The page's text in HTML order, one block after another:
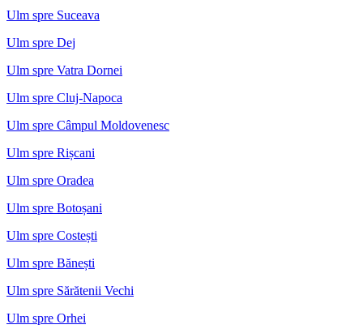
Ulm spre Suceava
Ulm spre Dej
Ulm spre Vatra Dornei
Ulm spre Cluj-Napoca
Ulm spre Câmpul Moldovenesc
Ulm spre Rișcani
Ulm spre Oradea
Ulm spre Botoșani
Ulm spre Costești
Ulm spre Bănești
Ulm spre Sărătenii Vechi
Ulm spre Orhei